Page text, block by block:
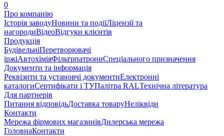
0
Про компанію
Історія заводуНовини та подіїЛіцензії та
нагородиВідеоВідгуки клієнтів
Продукція
БудівельніПеретворювачі
іржіАвтохіміяФільтрпатрониСпеціального призначення
Документи та інформація
Реквізити та установчі документиЕлектронні
каталогиСертифікати і ТУПалітра RALТехнічна література
Для партнерів
Питання відповідьДоставка товаруНеліквіди
Контакти
Мережа фірмових магазинівДилерська мережа
ГоловнаКонтакти